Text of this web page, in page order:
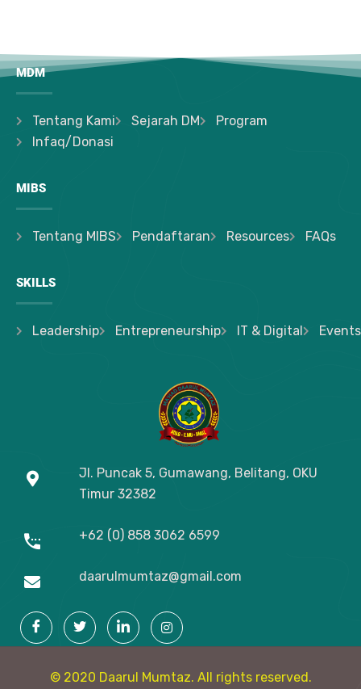
MDM
Tentang Kami Sejarah DM
Program
Infaq/Donasi
MIBS
Tentang MIBS Pendaftaran Resources FAQs
SKILLS
Leadership Entrepreneurship IT & Digital Events
Jl. Puncak 5, Gumawang, Belitang, OKU
Timur 32382
+62 (0) 858 3062 6599
daarulmumtaz@gmail.com
© 2020 Daarul Mumtaz. All rights reserved.